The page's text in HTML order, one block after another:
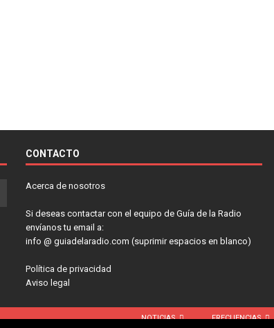
CONTACTO
Acerca de nosotros
Si deseas contactar con el equipo de Guía de la Radio
envíanos tu email a:
info @ guiadelaradio.com (suprimir espacios en blanco)
Política de privacidad
Aviso legal
NOTICIAS FRECUENCIAS